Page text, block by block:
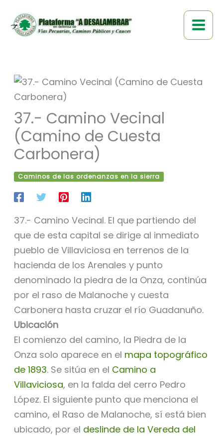
contenido
37.- Camino Vecinal
(Camino de Cuesta
Carbonera)
Caminos de las ordenanzas en la sierra
37.- Camino Vecinal. El que partiendo del
que de esta capital se dirige al inmediato
pueblo de Villaviciosa en terrenos de la
hacienda de los Arenales y punto
denominado la piedra de la Onza, continúa
por el raso de Malanoche y cuesta
Carbonera hasta cruzar el río Guadanuño.
Ubicación
El comienzo del camino, la Piedra de la
Onza solo aparece en el mapa topográfico
de 1893. Se sitúa en el Camino a
Villaviciosa, en la falda del cerro Pedro
López. El siguiente punto que menciona el
camino, el Raso de Malanoche, sí está bien
ubicado, por el deslinde de la Vereda del